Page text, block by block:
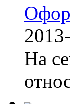
На